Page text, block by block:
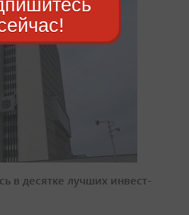
в десятке лучших инвест-